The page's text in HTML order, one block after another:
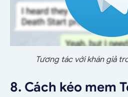
Tương tác với khán giả
8. Cách kéo mem